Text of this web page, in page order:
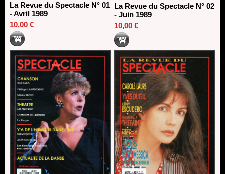
La Revue du Spectacle N° 01
- Avril 1989
10,00 €
La Revue du Spectacle N° 02
- Juin 1989
10,00 €